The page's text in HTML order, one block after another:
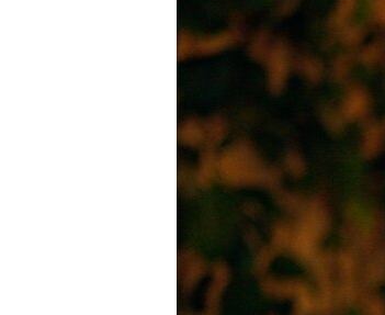
КРЫМ.НЕПОКОРЕННЫЙ
УКРАИНСКАЯ ПРОБЛЕМА КРЫМА